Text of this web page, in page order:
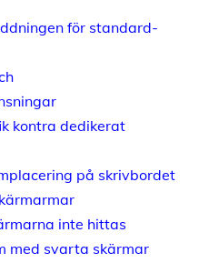
för standard-
kontra dedikerat
på skrivbordet
inte hittas
med svarta skärmar